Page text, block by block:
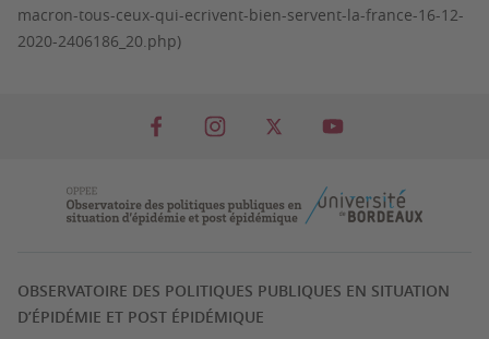
macron-tous-ceux-qui-ecrivent-bien-servent-la-france-16-12-
2020-2406186_20.php)
OBSERVATOIRE DES POLITIQUES PUBLIQUES EN SITUATION
D’ÉPIDÉMIE ET POST ÉPIDÉMIQUE